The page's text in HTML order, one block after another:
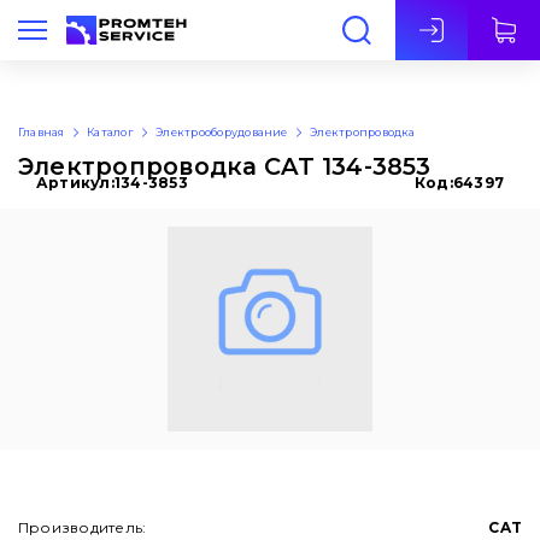
Рус
Главная Каталог Электрооборудование Электропроводка
Электропроводка CAT 134-3853
Артикул:134-3853 Код:64397
Производитель:
CAT